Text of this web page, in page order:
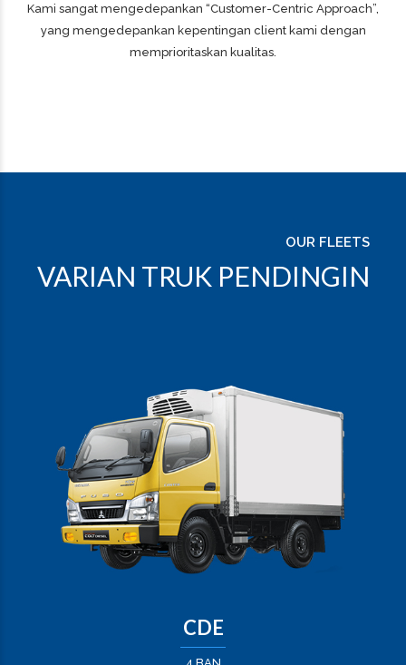
Kami sangat mengedepankan “Customer-Centric Approach”,
yang mengedepankan kepentingan client kami dengan
memprioritaskan kualitas.
OUR FLEETS
VARIAN TRUK PENDINGIN
CDE